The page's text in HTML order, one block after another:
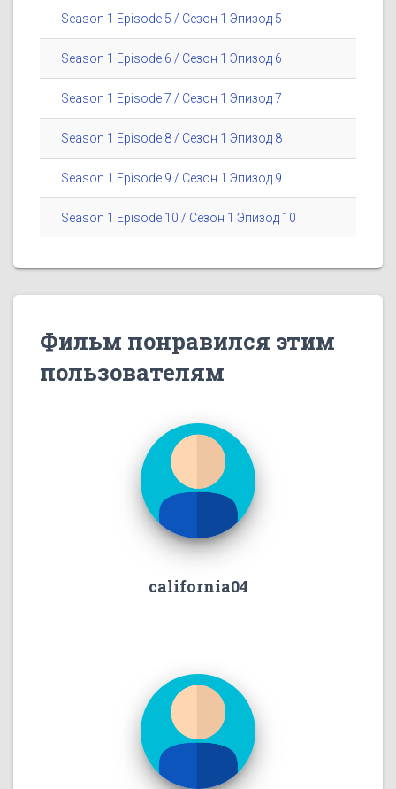
Season 1 Episode 5 / Сезон 1 Эпизод 5
Season 1 Episode 6 / Сезон 1 Эпизод 6
Season 1 Episode 7 / Сезон 1 Эпизод 7
Season 1 Episode 8 / Сезон 1 Эпизод 8
Season 1 Episode 9 / Сезон 1 Эпизод 9
Season 1 Episode 10 / Сезон 1 Эпизод 10
Фильм понравился этим
пользователям
california04